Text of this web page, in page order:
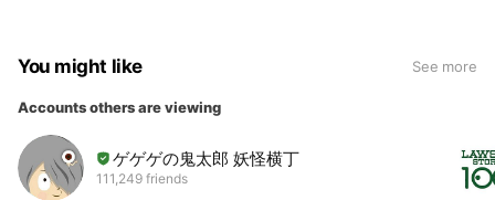
You might like See more
Accounts others are viewing
ゲゲゲの鬼太郎 妖怪横丁
111,249 friends